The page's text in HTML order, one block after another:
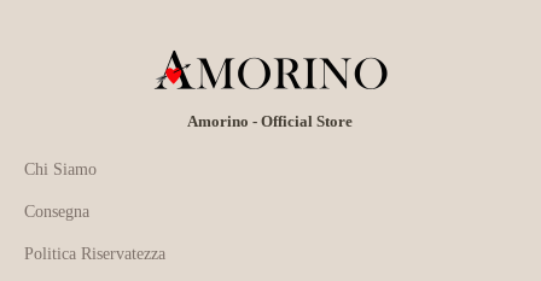
Amorino - Official Store
Chi Siamo
Consegna
Politica Riservatezza